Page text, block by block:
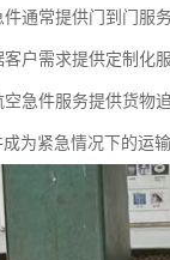
通常提供门到门服
户需求提供定制化
急件服务提供货物
为紧急情况下的运输